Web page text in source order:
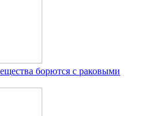
борются с раковыми